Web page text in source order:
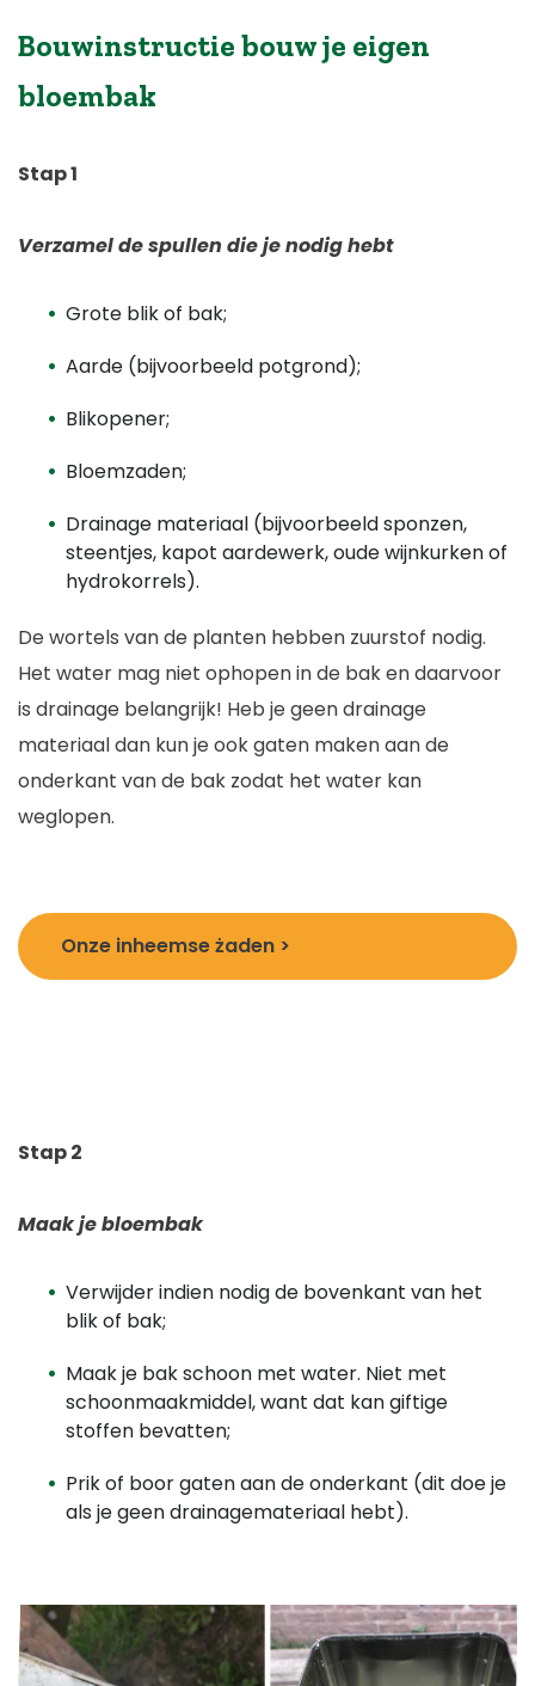
Bouwinstructie bouw je eigen
bloembak
Stap 1
Verzamel de spullen die je nodig hebt
Grote blik of bak;
Aarde (bijvoorbeeld potgrond);
Blikopener;
Bloemzaden;
Drainage materiaal (bijvoorbeeld sponzen,
steentjes, kapot aardewerk, oude wijnkurken of
hydrokorrels).
De wortels van de planten hebben zuurstof nodig.
Het water mag niet ophopen in de bak en daarvoor
is drainage belangrijk! Heb je geen drainage
materiaal dan kun je ook gaten maken aan de
onderkant van de bak zodat het water kan
weglopen.
Onze inheemse żaden >
Stap 2
Maak je bloembak
Verwijder indien nodig de bovenkant van het
blik of bak;
Maak je bak schoon met water. Niet met
schoonmaakmiddel, want dat kan giftige
stoffen bevatten;
Prik of boor gaten aan de onderkant (dit doe je
als je geen drainagemateriaal hebt).